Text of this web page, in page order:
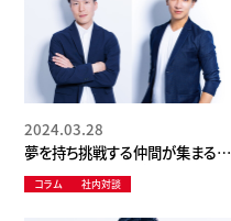
夢を持ち挑戦する仲間が集まる世
界を。 みんなの夢が実現できる組
織、それがBallistaの目指す姿。
2024.03.28
コラム 社内対談